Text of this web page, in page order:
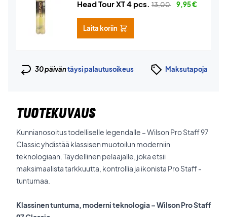
Head Tour XT 4 pcs. 13,00 9,95€
Laita koriin
30 päiväntäysi palautusoikeus Maksutapoja
TUOTEKUVAUS
Kunnianosoitus todelliselle legendalle – Wilson Pro Staff 97
Classic yhdistää klassisen muotoilun moderniin
teknologiaan. Täydellinen pelaajalle, joka etsii
maksimaalista tarkkuutta, kontrollia ja ikonista Pro Staff -
tuntumaa.
Klassinen tuntuma, moderni teknologia – Wilson Pro Staff